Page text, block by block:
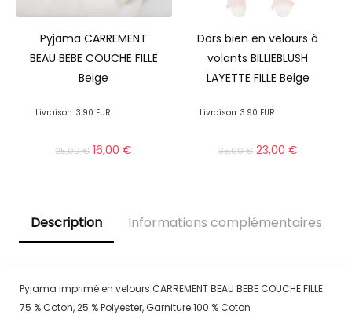
Pyjama CARREMENT
BEAU BEBE COUCHE FILLE
Beige
Livraison 3.90 EUR
25,00€ 16,00€
Dors bien en velours à
volants BILLIEBLUSH
LAYETTE FILLE Beige
Livraison 3.90 EUR
35,00€ 23,00 €
Description Informations complémentaires
Pyjama imprimé en velours CARREMENT BEAU BEBE COUCHE FILLE
75 % Coton, 25 % Polyester, Garniture 100 % Coton